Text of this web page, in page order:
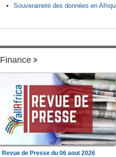
Souveraineté des données en
Finance
Revue de Presse du 06 aout 2026